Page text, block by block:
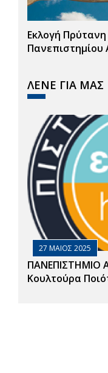
Εκλογή
Πανεπιστημίου
ΛΕΝΕ ΓΙΑ ΜΑΣ
27 ΜΑΙΟΣ 2025
ΠΑΝΕΠΙΣΤΗΜΙΟ
Κουλτούρα